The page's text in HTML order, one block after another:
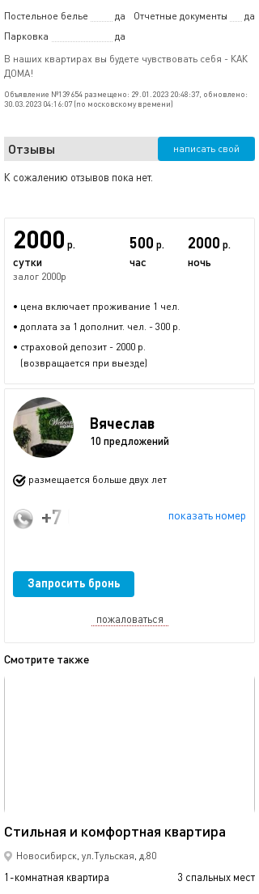
Постельное белье да Отчетные документы
да
Парковка
да
В наших квартирах вы будете чувствовать себя - КАК
ДОМА!
Объявление №139654 размещено: 29.01.2023 20:48:37, обновлено:
30.03.2023 04:16:07 (по московскому времени)
Отзывы написать свой
К сожалению отзывов пока нет.
2000 р.
сутки
500 р.
час
2000 р.
ночь
залог 2000р
• цена включает проживание 1 чел.
• доплата за 1 дополнит. чел. - 300 р.
• страховой депозит - 2000 р.
(возвращается при выезде)
Вячеслав
10 предложений
размещается больше двух лет
показать номер
+7 (996) 547-99-63
Запросить бронь
пожаловаться
Смотрите также
Стильная и комфортная квартира
Новосибирск, ул.Тульская, д.80
1-комнатная квартира 3 спальных мест